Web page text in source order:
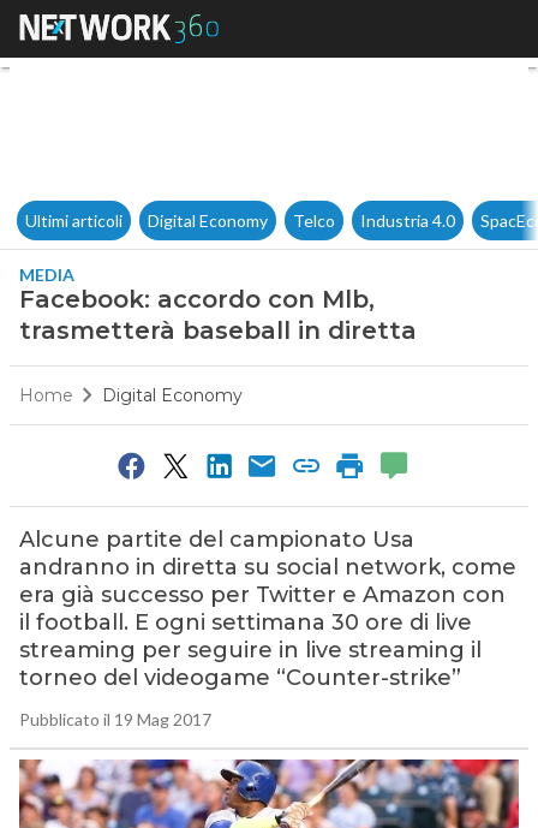
Facebook: accordo con Mlb,
Ultimi articoli Digital Economy Telco Industria 4.0
MEDIA
Facebook: accordo con Mlb,
trasmetterà baseball in diretta
Home Digital Economy
Alcune partite del campionato Usa
andranno in diretta su social network, come
era già successo per Twitter e Amazon con
il football. E ogni settimana 30 ore di live
streaming per seguire in live streaming il
torneo del videogame “Counter-strike”
Pubblicato il 19 Mag 2017